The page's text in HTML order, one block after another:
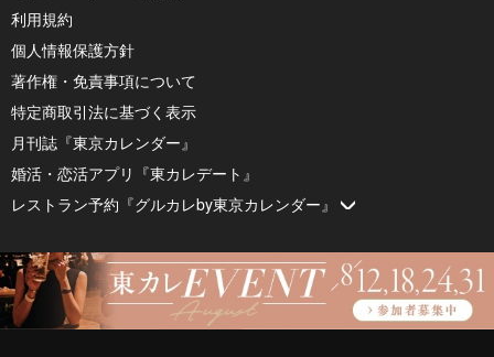
利用規約
個人情報保護方針
著作権・免責事項について
特定商取引法に基づく表示
月刊誌『東京カレンダー』
婚活・恋活アプリ『東カレデート』
レストラン予約『グルカレby東京カレンダー』
© 2026 by Tokyo Calendar, Inc.